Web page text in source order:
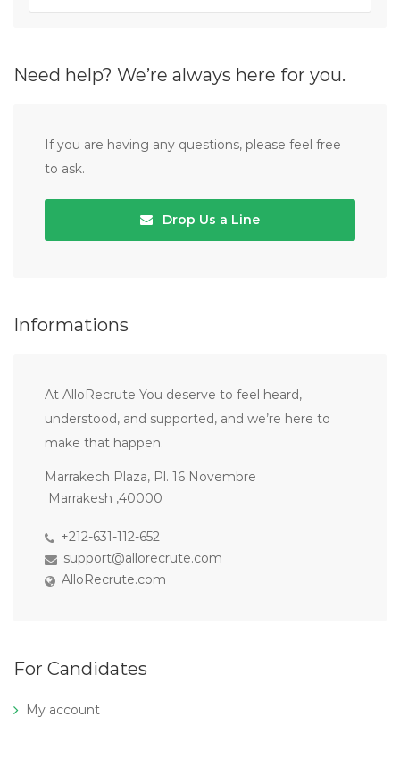
Need help? We’re always here for you.
If you are having any questions, please feel free
to ask.
Drop Us a Line
Informations
At AlloRecrute You deserve to feel heard,
understood, and supported, and we’re here to
make that happen.
Marrakech Plaza, Pl. 16 Novembre
Marrakesh ,40000
+212-631-112-652
support@allorecrute.com
AlloRecrute.com
For Candidates
My account